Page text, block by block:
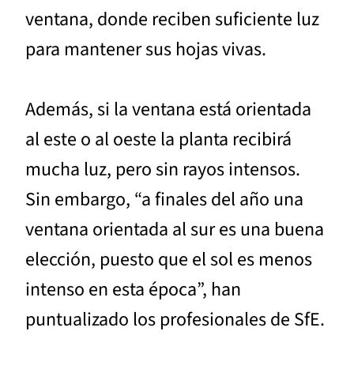
ventana, donde reciben suficiente luz
para mantener sus hojas vivas.
Además, si la ventana está orientada
al este o al oeste la planta recibirá
mucha luz, pero sin rayos intensos.
Sin embargo, “a finales del año una
ventana orientada al sur es una buena
elección, puesto que el sol es menos
intenso en esta época”, han
puntualizado los profesionales de SfE.